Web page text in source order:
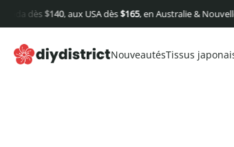
dès $140, aux USA dès$165, en Australie & Nouvelle-
NouveautésTissus